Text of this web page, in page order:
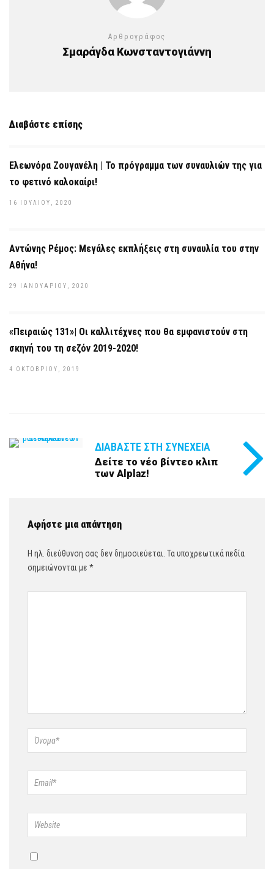
Αρθρογράφος
Σμαράγδα Κωνσταντογιάννη
Διαβάστε επίσης
Ελεωνόρα Ζουγανέλη | Το πρόγραμμα των συναυλιών της για
το φετινό καλοκαίρι!
16 ΙΟΥΛΊΟΥ, 2020
Αντώνης Ρέμος: Μεγάλες εκπλήξεις στη συναυλία του στην
Αθήνα!
29 ΙΑΝΟΥΑΡΊΟΥ, 2020
«Πειραιώς 131»| Οι καλλιτέχνες που θα εμφανιστούν στη
σκηνή του τη σεζόν 2019-2020!
4 ΟΚΤΩΒΡΊΟΥ, 2019
ΔΙΑΒΆΣΤΕ ΣΤΗ ΣΥΝΈΧΕΙΑ
Δείτε το νέο βίντεο κλιπ
των Alplaz!
Αφήστε μια απάντηση
Η ηλ. διεύθυνση σας δεν δημοσιεύεται. Τα υποχρεωτικά πεδία
σημειώνονται με *